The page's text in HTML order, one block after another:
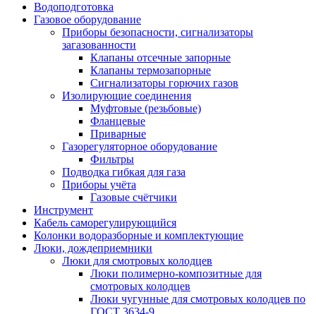
Водоподготовка
Газовое оборудование
Приборы безопасности, сигнализаторы
загазованности
Клапаны отсечные запорные
Клапаны термозапорные
Сигнализаторы горючих газов
Изолирующие соединения
Муфтовые (резьбовые)
Фланцевые
Приварные
Газорегуляторное оборудование
Фильтры
Подводка гибкая для газа
Приборы учёта
Газовые счётчики
Инструмент
Кабель саморегулирующийся
Колонки водоразборные и комплектующие
Люки, дождеприемники
Люки для смотровых колодцев
Люки полимерно-композитные для
смотровых колодцев
Люки чугунные для смотровых колодцев по
ГОСТ 3634-9